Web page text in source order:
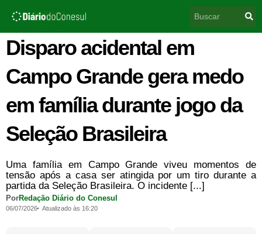
para
conteúdo
Disparo acidental em
Campo Grande gera medo
em família durante jogo da
Seleção Brasileira
Uma família em Campo Grande viveu momentos de
tensão após a casa ser atingida por um tiro durante a
partida da Seleção Brasileira. O incidente [...]
PorRedação Diário do Conesul
06/07/2026 Atualizado às 16:20